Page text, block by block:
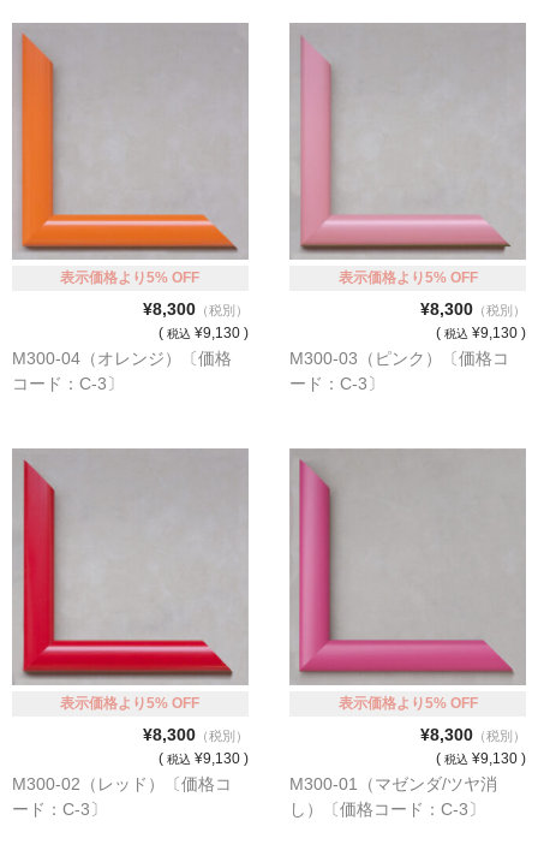
表示価格より5% OFF
¥8,300（税別）
( 税込 ¥9,130 )
M300-04（オレンジ）〔価格
コード：C-3〕
表示価格より5% OFF
¥8,300（税別）
( 税込 ¥9,130 )
M300-03（ピンク）〔価格コ
ード：C-3〕
表示価格より5% OFF
¥8,300（税別）
( 税込 ¥9,130 )
M300-02（レッド）〔価格コ
ード：C-3〕
表示価格より5% OFF
¥8,300（税別）
( 税込 ¥9,130 )
M300-01（マゼンダ/ツヤ消
し）〔価格コード：C-3〕